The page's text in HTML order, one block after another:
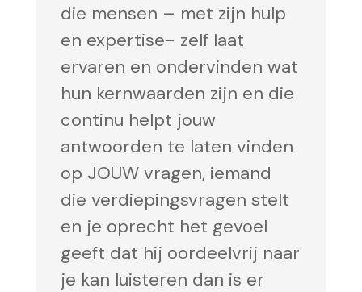
die mensen – met zijn hulp
en expertise- zelf laat
ervaren en ondervinden wat
hun kernwaarden zijn en die
continu helpt jouw
antwoorden te laten vinden
op JOUW vragen, iemand
die verdiepingsvragen stelt
en je oprecht het gevoel
geeft dat hij oordeelvrij naar
je kan luisteren dan is er